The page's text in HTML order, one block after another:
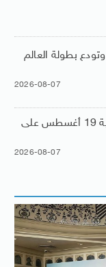
مصر تخسر أمام إسبانيا 27-26 وتودع بطولة العالم
2026-08-07
الأهلى وبرشلونة فى قمة عالمية 19 أغسطس على
2026-08-07